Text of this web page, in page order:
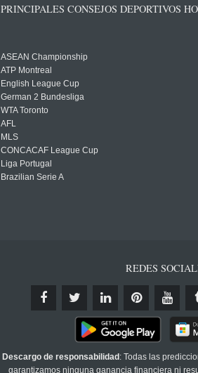
PRINCIPALES CONSEJOS DEPORTIVOS
ASEAN Championship
ATP Montreal
English League Cup
German 2 Bundesliga
WTA Toronto
AFL
MLS
CONCACAF League Cup
Liga Portugal
Brazilian Serie A
REDES
Descargo de responsabilidad : Todas las
garantizamos ninguna ganancia financiera ni